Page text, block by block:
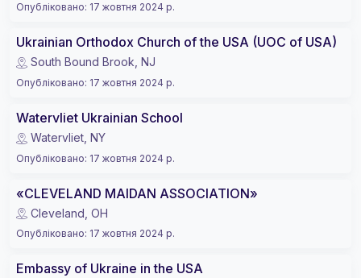
Опубліковано: 17 жовтня 2024 р.
Ukrainian Orthodox Church of the USA (UOC of USA)
South Bound Brook, NJ
Опубліковано: 17 жовтня 2024 р.
Watervliet Ukrainian School
Watervliet, NY
Опубліковано: 17 жовтня 2024 р.
«CLEVELAND MAIDAN ASSOCIATION»
Cleveland, OH
Опубліковано: 17 жовтня 2024 р.
Embassy of Ukraine in the USA